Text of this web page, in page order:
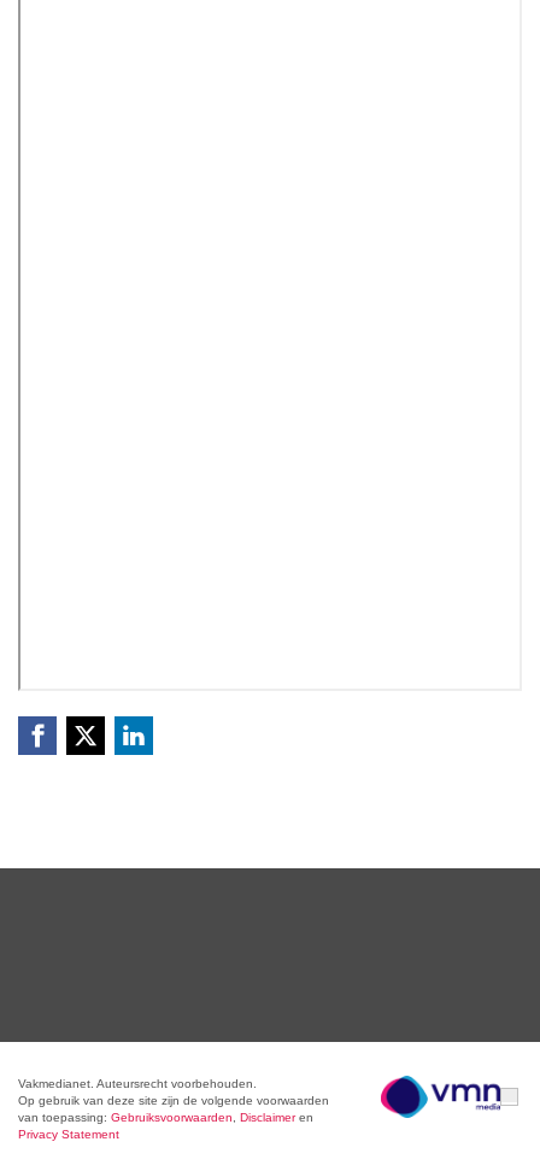
Vakmedianet. Auteursrecht voorbehouden.
Op gebruik van deze site zijn de volgende voorwaarden
van toepassing: Gebruiksvoorwaarden Disclaimeren
Privacy Statement